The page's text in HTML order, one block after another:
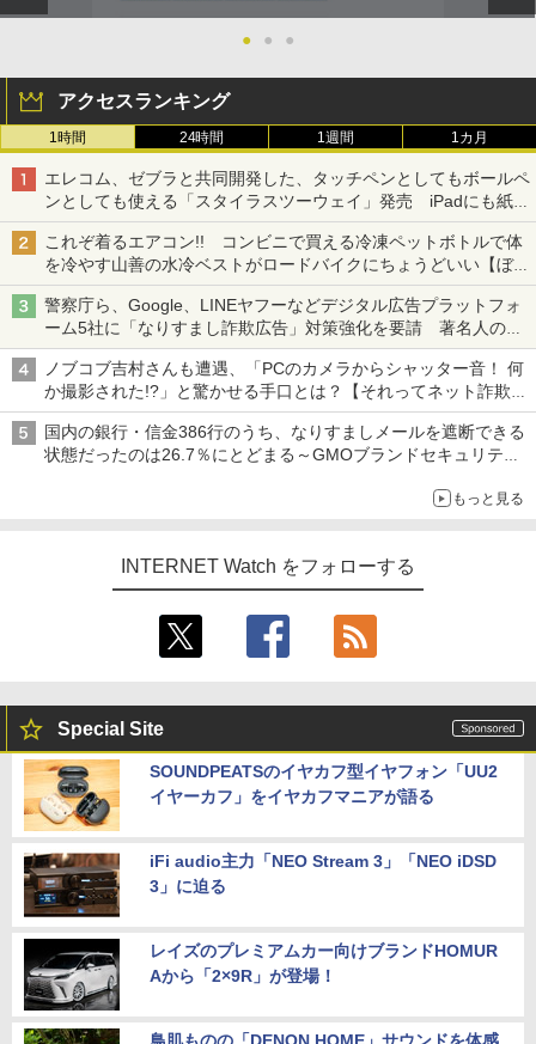
● ● ●
アクセスランキング
1時間 24時間 1週間 1カ月
エレコム、ゼブラと共同開発した、タッチペンとしてもボールペ
ンとしても使える「スタイラスツーウェイ」発売 iPadにも紙に
も、持ち替えずに書き込める
これぞ着るエアコン!! コンビニで買える冷凍ペットボトルで体
を冷やす山善の水冷ベストがロードバイクにちょうどいい【ぼっ
ち・ざ・ろーど！その14】【空いた時間でなにしてる？】
警察庁ら、Google、LINEヤフーなどデジタル広告プラットフォ
ーム5社に「なりすまし詐欺広告」対策強化を要請 著名人の写
真や映像を使った投資詐欺などへの対策として
ノブコブ吉村さんも遭遇、「PCのカメラからシャッター音！ 何
か撮影された!?」と驚かせる手口とは？【それってネット詐欺で
すよ！】
国内の銀行・信金386行のうち、なりすましメールを遮断できる
状態だったのは26.7％にとどまる～GMOブランドセキュリティ
もっと見る
INTERNET Watch をフォローする
Special Site
SOUNDPEATSのイヤカフ型イヤフォン「UU2
イヤーカフ」をイヤカフマニアが語る
iFi audio主力「NEO Stream 3」「NEO iDSD
3」に迫る
レイズのプレミアムカー向けブランドHOMUR
Aから「2×9R」が登場！